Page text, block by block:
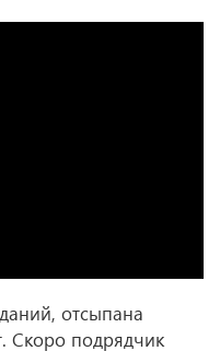
отсыпана
Скоро подрядчик